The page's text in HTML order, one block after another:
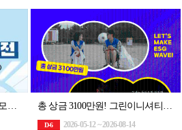
D-6
2026-05-12 ~ 2026-08-14